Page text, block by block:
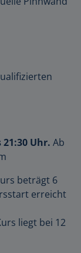
21:30 Uhr. Ab
beträgt 6
erreicht
liegt bei 12